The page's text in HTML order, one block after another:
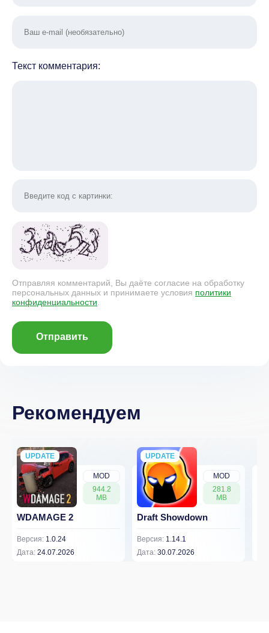
Текст комментария:
Отправляя комментарий, Вы даёте согласие на обработку
персональных данных и принимаете условия политики
конфиденциальности
Отправить
Рекомендуем
MOD
944.2
MB
UPDATE
NEW
WDAMAGE 2
Версия: 1.0.24
Дата: 24.07.2026
MOD
281.8
MB
UPDATE
NEW
Draft Showdown
Версия: 1.14.1
Дата: 30.07.2026